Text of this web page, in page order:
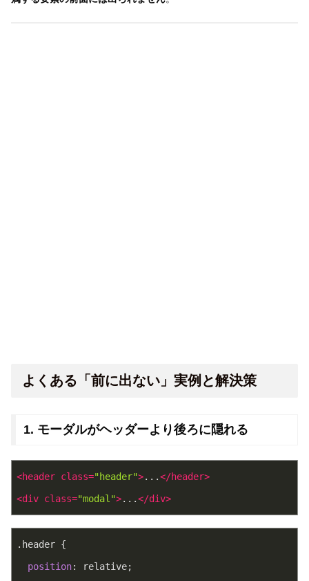
よくある「前に出ない」実例と解決策
1. モーダルがヘッダーより後ろに隠れる
<header class="header">...</header>
<div class="modal">...</div>
.header {
position: relative;